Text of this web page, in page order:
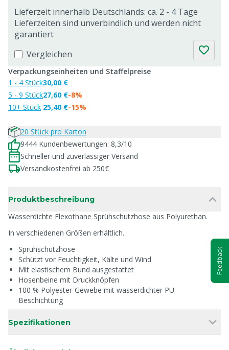
Lieferzeit innerhalb Deutschlands: ca. 2 - 4 Tage
Lieferzeiten sind unverbindlich und werden nicht
garantiert
Vergleichen
Verpackungseinheiten und Staffelpreise
1 - 4 Stück
5 - 9 Stück
10+ Stück
30,00 €
27,60 €
25,40 €
-8%
-15%
20 Stück pro Karton
9444 Kundenbewertungen: 8,3/10
Schneller und zuverlässiger Versand
Versandkostenfrei ab 250€
Produktbeschreibung
Wasserdichte Flexothane Sprühschutzhose aus Polyurethan.
In verschiedenen Größen erhältlich.
Sprühschutzhose
Schützt vor Feuchtigkeit, Kälte und Wind
Mit elastischem Bund ausgestattet
Hosenbeine mit Druckknöpfen
100 % Polyester-Gewebe mit wasserdichter PU-
Beschichtung
Spezifikationen
Feedback